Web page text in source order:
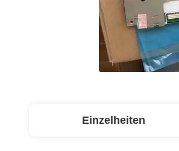
Einzelheiten